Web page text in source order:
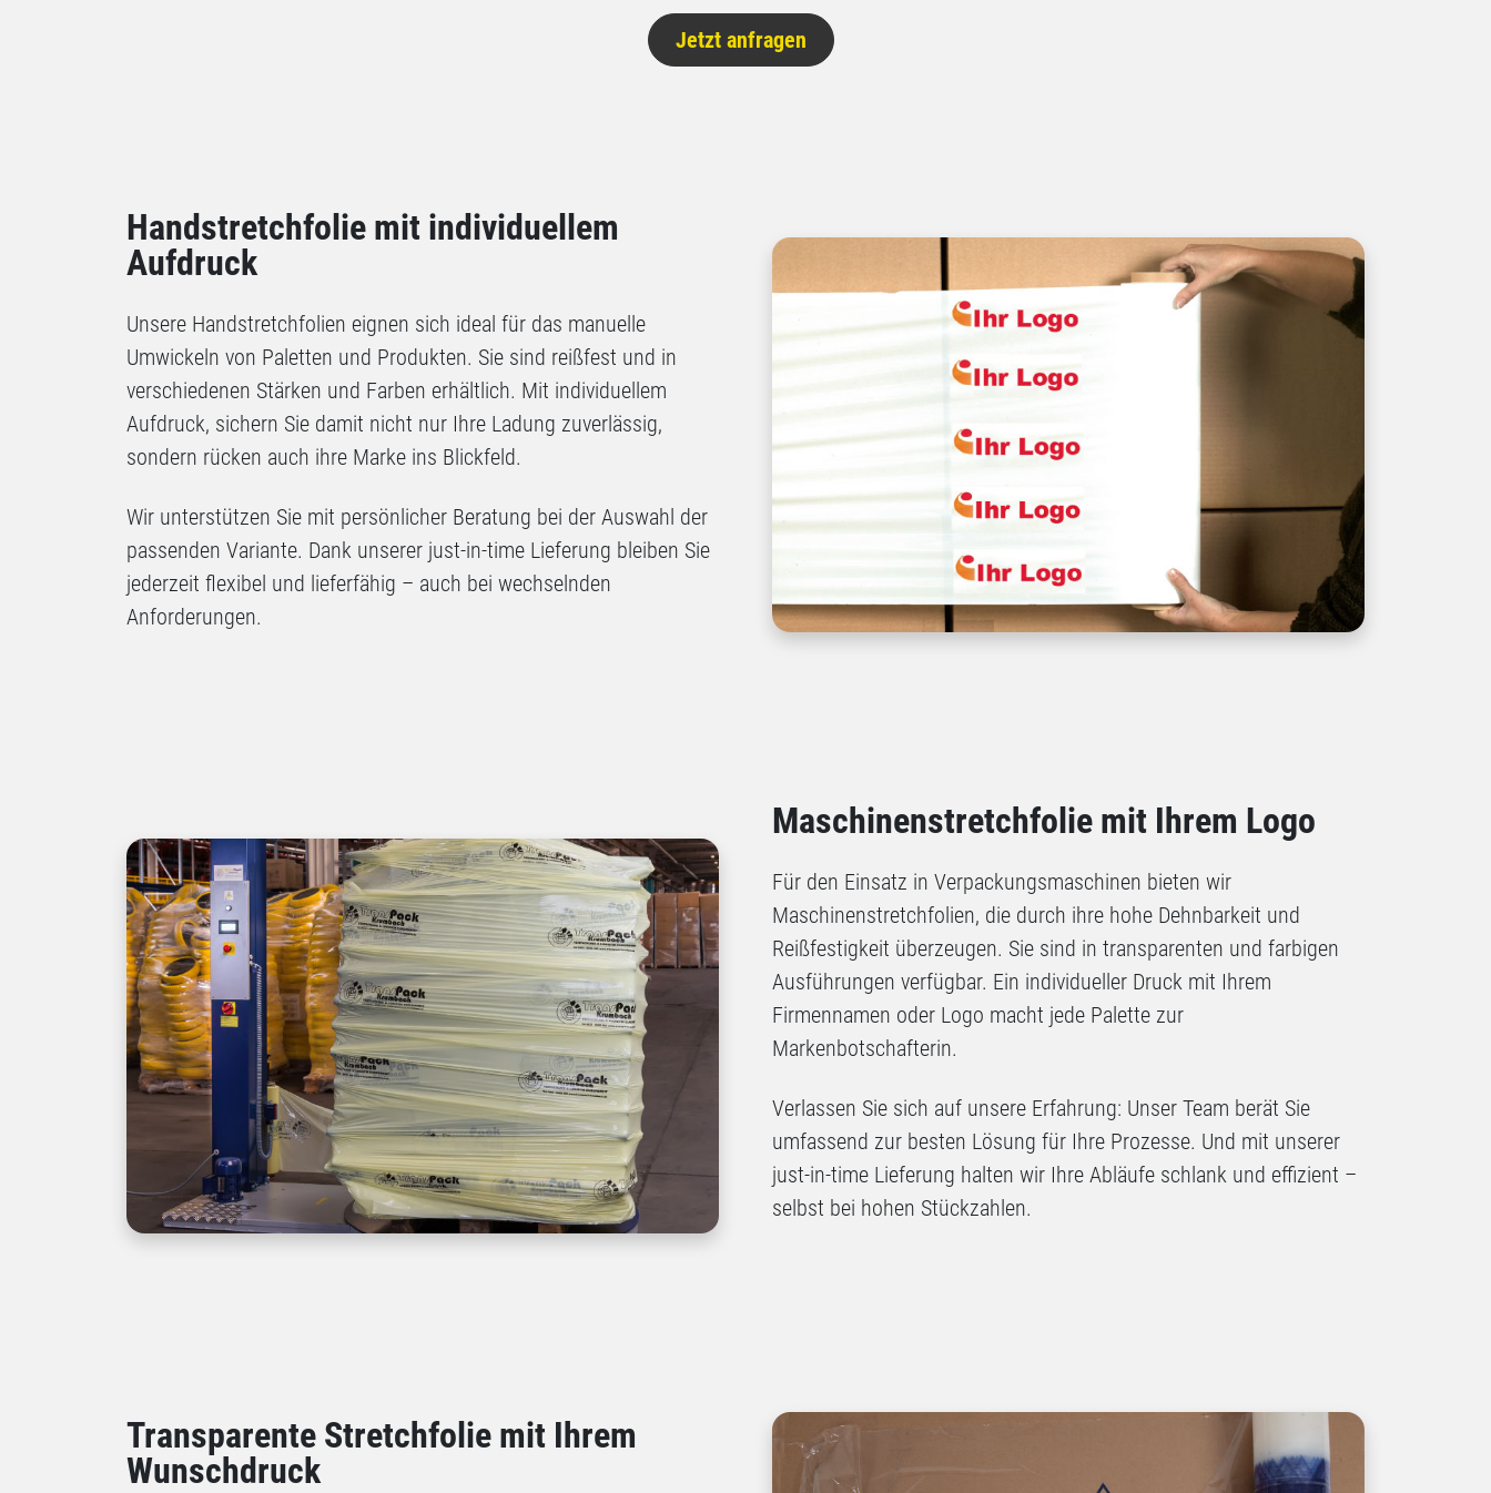
Jetzt anfragen
Handstretchfolie mit individuellem
Aufdruck
Unsere Handstretchfolien eignen sich ideal für das manuelle
Umwickeln von Paletten und Produkten. Sie sind reißfest und in
verschiedenen Stärken und Farben erhältlich. Mit individuellem
Aufdruck, sichern Sie damit nicht nur Ihre Ladung zuverlässig,
sondern rücken auch ihre Marke ins Blickfeld.
Wir unterstützen Sie mit persönlicher Beratung bei der Auswahl der
passenden Variante. Dank unserer just-in-time Lieferung bleiben Sie
jederzeit flexibel und lieferfähig – auch bei wechselnden
Anforderungen.
Maschinenstretchfolie mit Ihrem Logo
Für den Einsatz in Verpackungsmaschinen bieten wir
Maschinenstretchfolien, die durch ihre hohe Dehnbarkeit und
Reißfestigkeit überzeugen. Sie sind in transparenten und farbigen
Ausführungen verfügbar. Ein individueller Druck mit Ihrem
Firmennamen oder Logo macht jede Palette zur
Markenbotschafterin.
Verlassen Sie sich auf unsere Erfahrung: Unser Team berät Sie
umfassend zur besten Lösung für Ihre Prozesse. Und mit unserer
just-in-time Lieferung halten wir Ihre Abläufe schlank und effizient –
selbst bei hohen Stückzahlen.
Transparente Stretchfolie mit Ihrem
Wunschdruck